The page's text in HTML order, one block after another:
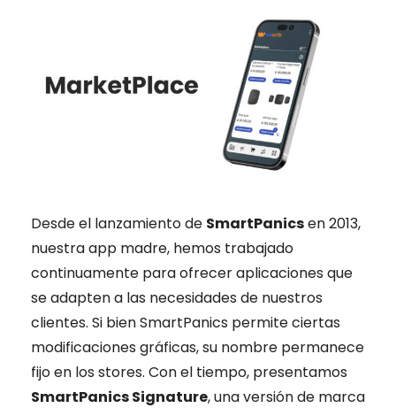
Desde el lanzamiento de SmartPanicsen 2013,
nuestra app madre, hemos trabajado
continuamente para ofrecer aplicaciones que
se adapten a las necesidades de nuestros
clientes. Si bien SmartPanics permite ciertas
modificaciones gráficas, su nombre permanece
fijo en los stores. Con el tiempo, presentamos
SmartPanics Signature, una versión de marca